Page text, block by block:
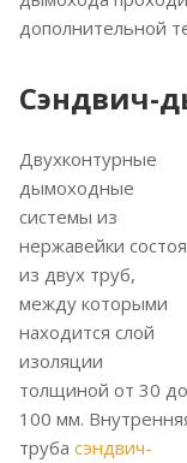
дополнительной
Сэндвич-
Двухконтурные
дымоходные
системы из
нержавейки
из двух труб,
между которыми
находится слой
изоляции
толщиной от 30 до
100 мм.
труба сэндвич-